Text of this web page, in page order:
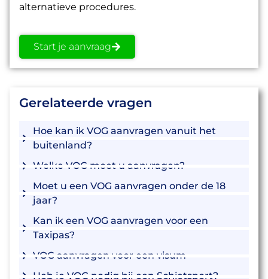
alternatieve procedures.
Start je aanvraag
Gerelateerde vragen
Hoe kan ik VOG aanvragen vanuit het
buitenland?
Welke VOG moet u aanvragen?
Moet u een VOG aanvragen onder de 18
jaar?
Kan ik een VOG aanvragen voor een
Taxipas?
VOG aanvragen voor een visum
Heb je VOG nodig bij een Schietsport?